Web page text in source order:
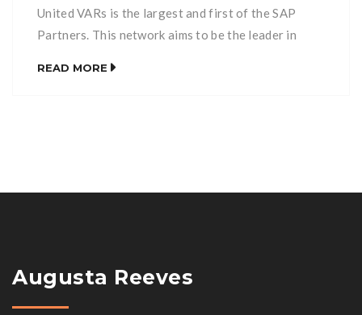
United VARs is the largest and first of the SAP
Partners. This network aims to be the leader in
sustainability of decisions and the respect of
commitments, both towards other United VARs
READ MORE
Augusta Reeves